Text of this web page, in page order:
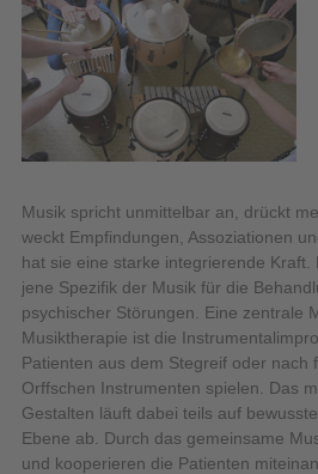
Musik spricht unmittelbar an, drückt
weckt Empfindungen, Assoziationen
hat sie eine starke integrierende
jene Spezifik der Musik für die
psychischer Störungen. Eine zentrale
Musiktherapie ist die
Patienten aus dem Stegreif oder nach
Orffschen Instrumenten spielen. Das
Gestalten läuft dabei teils auf
Ebene ab. Durch das gemeinsame
und kooperieren die Patienten